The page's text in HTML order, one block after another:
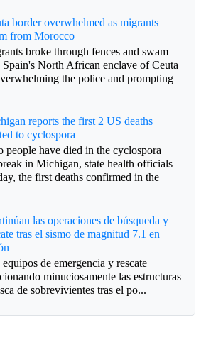
border overwhelmed as migrants
from Morocco
broke through fences and swam
Spain's North African enclave of Ceuta
the police and prompting
reports the first 2 US deaths
to cyclospora
people have died in the cyclospora
in Michigan, state health officials
the first deaths confirmed in the
las operaciones de búsqueda y
tras el sismo de magnitud 7.1 en
de emergencia y rescate
minuciosamente las estructuras
de sobrevivientes tras el po...